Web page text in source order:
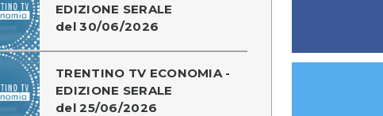
EDIZIONE SERALE
del 30/06/2026
TRENTINO TV ECONOMIA -
EDIZIONE SERALE
del 25/06/2026